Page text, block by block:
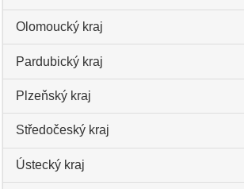
Olomoucký kraj
Pardubický kraj
Plzeňský kraj
Středočeský kraj
Ústecký kraj